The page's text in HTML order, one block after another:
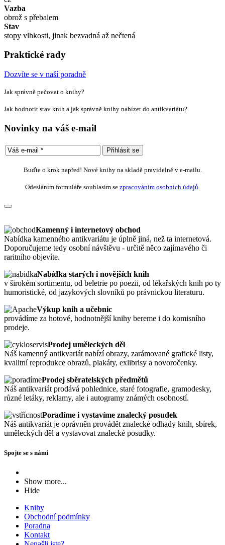
Vazba
obrož s přebalem
Stav
stopy vlhkosti, jinak bezvadná až nečtená
Praktické rady
Dozvíte se v naší poradně
Jak správně pečovat o knihy?
Jak hodnotit stav knih a jak správně knihy nabízet do antikvariátu?
Novinky na váš e-mail
Buďte o krok napřed! Nové knihy na skladě pravidelně v e-mailu.
Odesláním formuláře souhlasím se zpracováním osobních údajů
Kamenný i internetový obchod
Nabídka kamenného antikvariátu je úplně jiná, než ta internetová.
Doporučujeme tedy osobní návštěvu - určitě něco zajímavého či
raritního objevíte.
Nabídka starých i novějších knih
v širokém sortimentu, od beletrie po poezii, od lékařských knih po ty
humoristické, od jazykových slovníků po právnickou literaturu.
Výkup knih a učebnic
provádíme za hotové, hodnotnější knihy bereme i do komisního
prodeje.
Prodej uměleckých děl
Náš kamenný antikvariát nabízí obrazy, zarámované grafické listy,
kvalitní reprodukce obrazů, plakáty, exlibrisy a novoročenky.
Prodej sběratelských předmětů
Náš antikvariát prodává pohlednice, staré fotografie, gramodesky,
různé letáky, reklamy, ale i autogramy známých osobností.
Poradíme i vystavíme znalecký posudek
Náš antikvariát je oprávněn provádět znalecké odhady knih, sbírek,
uměleckých děl a vystavovat znalecké posudky.
Spojte se s námi
Show more...
Hide
Knihy
Obchodní podmínky
Poradna
Kontakt